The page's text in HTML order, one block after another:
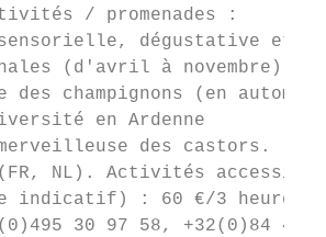
/ promenades :
dégustative et
(d'avril à novembre)
des champignons (en automne)
en Ardenne
des castors.
NL). Activités
: 60 €/3 heures
30 97 58, +32(0)84 45